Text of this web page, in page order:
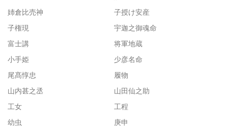
姉倉比売神
子授け安産
子権現
宇迦之御魂命
富士講
将軍地蔵
小手姫
少彦名命
尾髙惇忠
履物
山内甚之丞
山田仙之助
工女
工程
幼虫
庚申